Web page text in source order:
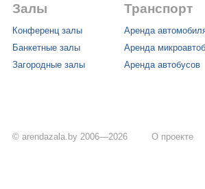
Залы
Конференц залы
Банкетные залы
Загородные залы
Транспорт
Аренда
Аренда
Аренда автобусов
© arendazala.by 2006—2026 О проекте